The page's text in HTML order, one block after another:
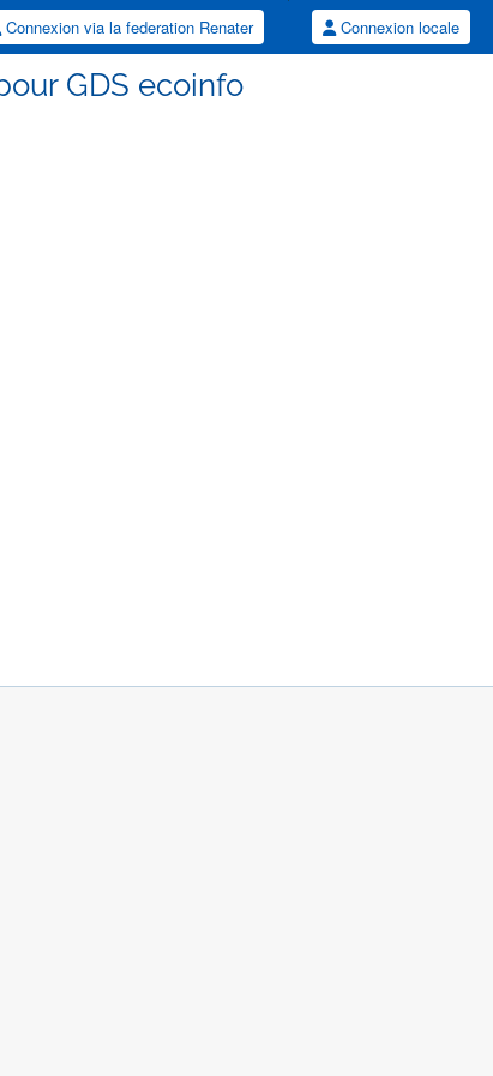
Connexion via la federation Renater Connexion locale
GDS ecoinfo